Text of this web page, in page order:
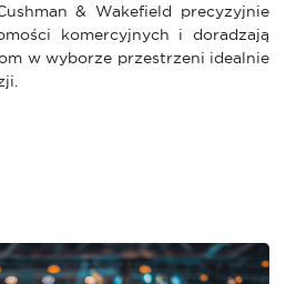
& Wakefield precyzyjnie
komercyjnych i doradzają
w wyborze przestrzeni idealnie